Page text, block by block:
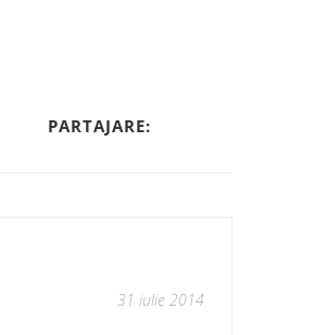
PARTAJARE:
31 iulie 2014